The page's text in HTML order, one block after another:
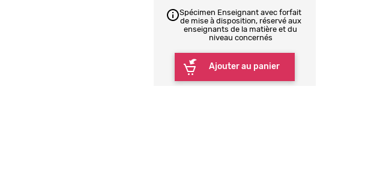
Spécimen Enseignant avec forfait
de mise à disposition, réservé aux
enseignants de la matière et du
niveau concernés
Ajouter au panier